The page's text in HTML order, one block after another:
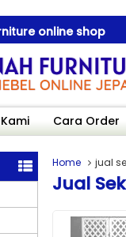
online shop
online shop
Cara Order
Home jual
Jual